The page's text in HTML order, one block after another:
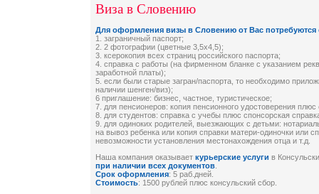
Виза в Словению
Для оформления визы в Словению от Вас
1. заграничный паспорт;
2. 2 фотографии (цветные 3,5х4,5);
3. ксерокопия всех страниц российского паспорта;
4. справка с работы (на фирменном бланке с указанием
заработной платы);
5. если были старые загран/паспорта, то необходимо
наличии шенген/виз);
6 приглашение: бизнес, частное, туристическое;
7. для пенсионеров: копия пенсионного удостоверения плюс
8. для студентов: справка с учебы плюс спонсорская
9. для одиноких родителей, выезжающих с детьми:
на вывоз ребенка или копия справки матери-одиночки или
невозможности установления местонахождения отца и т.д.
Наша компания оказывает курьерские услуги в
при наличии всех документов.
Срок оформления: 5 раб.дней.
Стоимость: 1500 рублей плюс консульский сбор.